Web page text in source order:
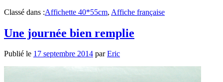
Classé dans :Affichette 40*55cm, Affiche française
Une journée bien remplie
Publié le 17 septembre 2014 parEric